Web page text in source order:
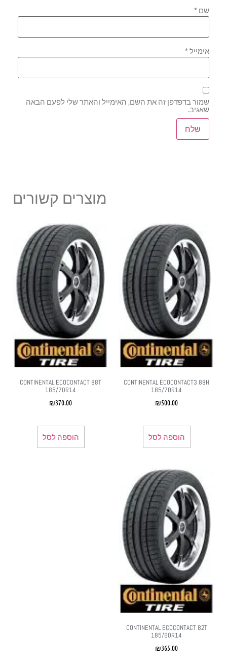
שם*
אימייל*
שמור בדפדפן זה את השם, האימייל והאתר שלי לפעם הבאה
שאגיב.
מוצרים קשורים
CONTINENTAL ECOCONTACT3 88H
185/70R14
₪500.00
הוספה לסל
CONTINENTAL ECOCONTACT 88T
185/70R14
₪370.00
הוספה לסל
CONTINENTAL ECOCONTACT 82T
185/60R14
₪365.00